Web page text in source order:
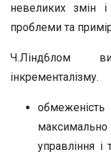
невеликих змін
проблеми та
Ч.Лінд6лом
інкременталізму.
управління